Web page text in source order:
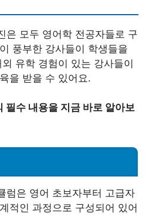
은 모두 영어학 전공자들로 구
풍부한 강사들이 학생들을
유학 경험이 있는 강사들이
을 받을 수 있어요.
필수 내용을 지금 바로 알아보
럼은 영어 초보자부터 고급자
적인 과정으로 구성되어 있어